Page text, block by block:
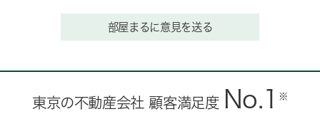
部屋まるに意見を送る
東京の不動産会社 顧客満足度 No.1 ※